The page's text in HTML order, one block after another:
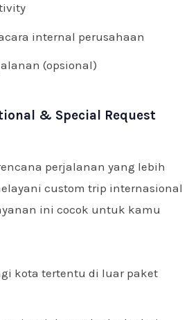
internal perusahaan
(opsional)
& Special Request
perjalanan yang lebih
custom trip internasional
ini cocok untuk kamu
kota tertentu di luar paket